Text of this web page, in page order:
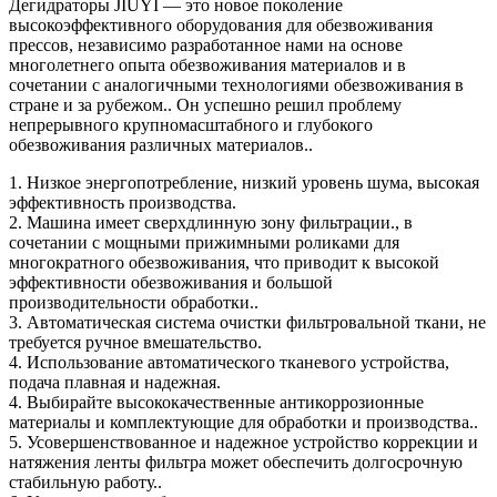
Дегидраторы JIUYI — это новое поколение
высокоэффективного оборудования для обезвоживания
прессов, независимо разработанное нами на основе
многолетнего опыта обезвоживания материалов и в
сочетании с аналогичными технологиями обезвоживания в
стране и за рубежом.. Он успешно решил проблему
непрерывного крупномасштабного и глубокого
обезвоживания различных материалов..
1. Низкое энергопотребление, низкий уровень шума, высокая
эффективность производства.
2. Машина имеет сверхдлинную зону фильтрации., в
сочетании с мощными прижимными роликами для
многократного обезвоживания, что приводит к высокой
эффективности обезвоживания и большой
производительности обработки..
3. Автоматическая система очистки фильтровальной ткани, не
требуется ручное вмешательство.
4. Использование автоматического тканевого устройства,
подача плавная и надежная.
4. Выбирайте высококачественные антикоррозионные
материалы и комплектующие для обработки и производства..
5. Усовершенствованное и надежное устройство коррекции и
натяжения ленты фильтра может обеспечить долгосрочную
стабильную работу..